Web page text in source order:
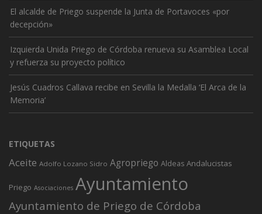
El alcalde de Priego suspende la Junta de Portavoces «por
decepción»
Izquierda Unida Priego de Córdoba renueva su Asamblea Local
y refuerza su proyecto político
Jesús Cuadros Callava recibe en Sevilla la Medalla ‘El Arca de la
Memoria’
ETIQUETAS
Aceite Adolfo Lozano Sidro Agropriego Aldeas Andalucistas
Priego Asociaciones Ayuntamiento
Ayuntamiento de Priego de Córdoba